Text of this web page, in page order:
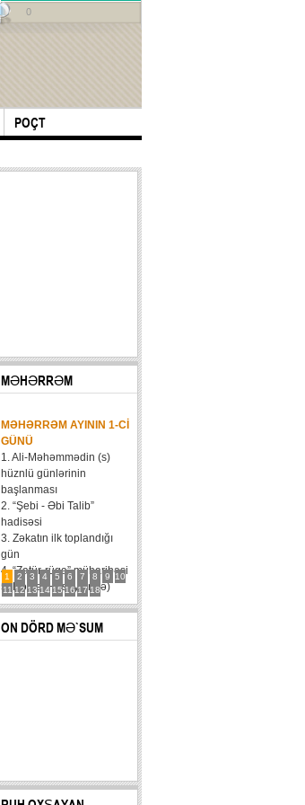
POÇT
0
MƏHƏRRƏM
1 2 3 4 5 6 7 8 9
10
11 12 13 14 15 16 17 18
MƏHƏRRƏM AYININ 1-CI
GÜNÜ
1. Ali-Məhəmmədin (s)
hüznlü günlərinin
başlanması
2. “Şebi - Əbi Talib”
hadisəsi
3. Zəkatın ilk toplandığı
gün
4. “Zatür-rüqa” müharibəsi
5. Həzrət Hüseynin (ə)
karvanının Bəni Məqatilin
qəsrinə çatması
6....
ON DÖRD MƏ`SUM